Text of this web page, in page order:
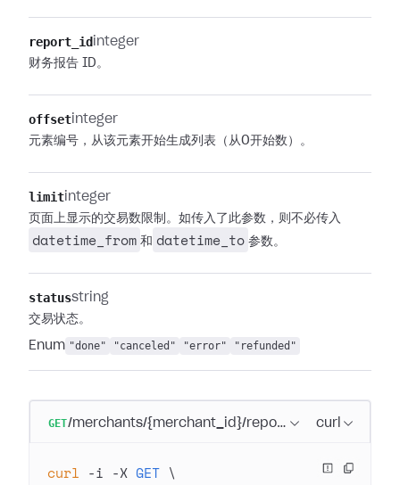
report_id integer
财务报告 ID。
offset integer
元素编号，从该元素开始生成列表（从0开始数）。
limit integer
页面上显示的交易数限制。如传入了此参数，则不必传入
datetime_from 和 datetime_to 参数。
statusstring
交易状态。
Enum "done" "canceled" "error" "refunded"
GET/merchants/{merchant_id}/reports/transactions/
curl
curl -i -X GET \